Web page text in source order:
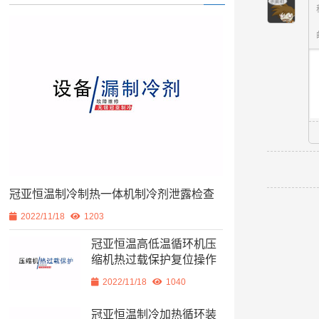
冠亚恒温制冷制热一体机制冷剂泄露检查
2022/11/18 1203
冠亚恒温高低温循环机压
缩机热过载保护复位操作
2022/11/18 1040
冠亚恒温制冷加热循环装